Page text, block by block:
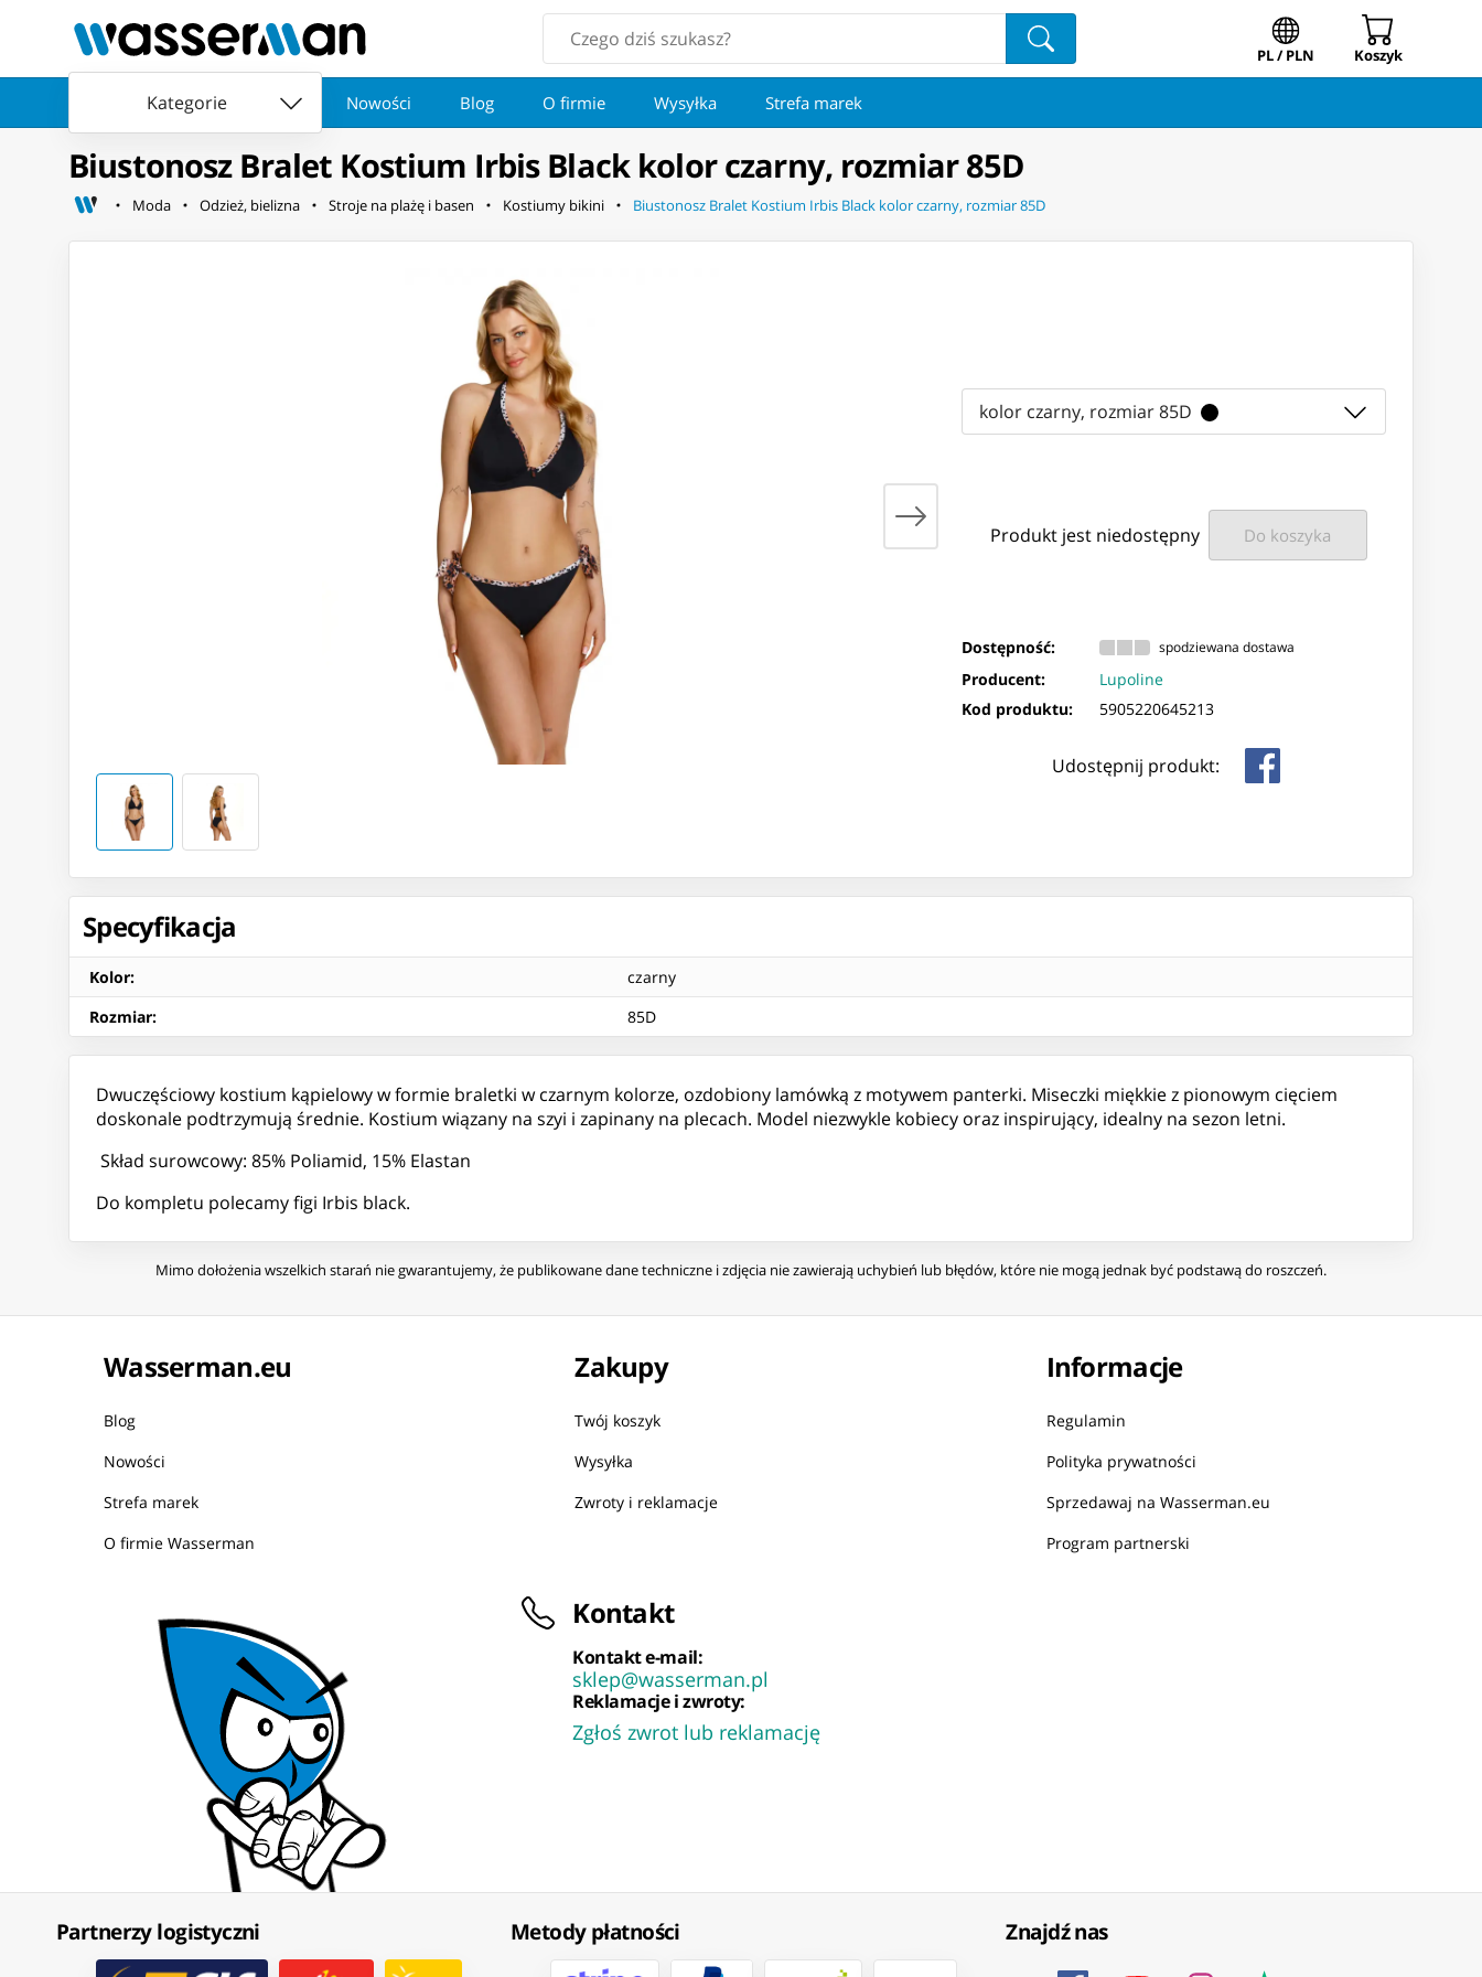
PL / PLN Koszyk
Kategorie Nowości Blog O firmie Wysyłka Strefa marek
Biustonosz Bralet Kostium Irbis Black kolor czarny, rozmiar 85D
Moda Odzież, bielizna Stroje na plażę i basen Kostiumy bikini Biustonosz Bralet Kostium Irbis Black kolor czarny, rozmiar 85D
kolor czarny, rozmiar 85D
Produkt jest niedostępny Do koszyka
Dostępność: spodziewana dostawa
Producent:
Lupoline
Kod produktu:
5905220645213
Udostępnij produkt:
Specyfikacja
Kolor:
czarny
Rozmiar: 85D
Dwuczęściowy kostium kąpielowy w formie braletki w czarnym kolorze, ozdobiony lamówką z motywem panterki. Miseczki miękkie z pionowym cięciem
doskonale podtrzymują średnie. Kostium wiązany na szyi i zapinany na plecach. Model niezwykle kobiecy oraz inspirujący, idealny na sezon letni.
Skład surowcowy: 85% Poliamid, 15% Elastan
Do kompletu polecamy figi Irbis black.
Mimo dołożenia wszelkich starań nie gwarantujemy, że publikowane dane techniczne i zdjęcia nie zawierają uchybień lub błędów, które nie mogą jednak być podstawą do roszczeń.
Wasserman.eu
Blog
Nowości
Strefa marek
O firmie Wasserman
Zakupy
Twój koszyk
Wysyłka
Zwroty i reklamacje
Informacje
Regulamin
Polityka prywatności
Sprzedawaj na Wasserman.eu
Program partnerski
Kontakt
Kontakt e-mail:
sklep@wasserman.pl
Reklamacje i zwroty:
Zgłoś zwrot lub reklamację
Partnerzy logistyczni Metody płatności Znajdź nas